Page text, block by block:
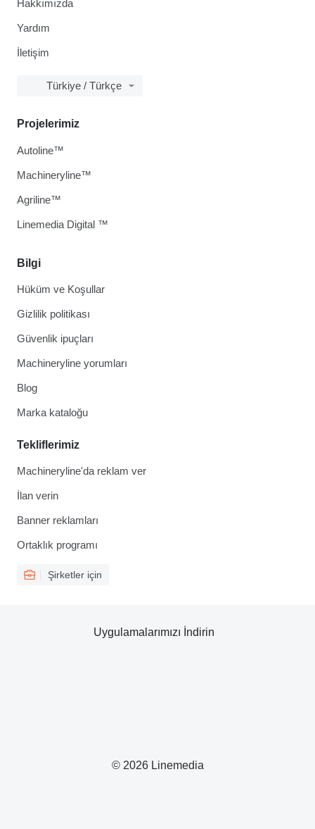
Hakkımızda
Yardım
İletişim
Türkiye / Türkçe
Bilgi
Hüküm ve Koşullar
Gizlilik politikası
Güvenlik ipuçları
Machineryline yorumları
Blog
Marka kataloğu
Tekliflerimiz
Machineryline'da reklam ver
İlan verin
Banner reklamları
Ortaklık programı
Şirketler için
Projelerimiz
Autoline™
Machineryline™
Agriline™
Linemedia Digital ™
© 2026 Linemedia
Uygulamalarımızı İndirin